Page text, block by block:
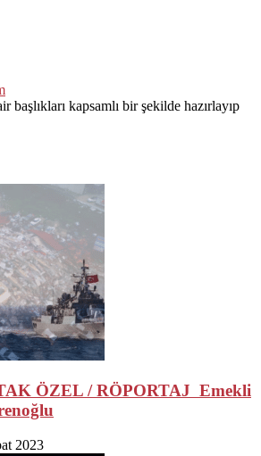
başlıkları kapsamlı bir şekilde hazırlayıp
ÖZEL / RÖPORTAJ Emekli
2023